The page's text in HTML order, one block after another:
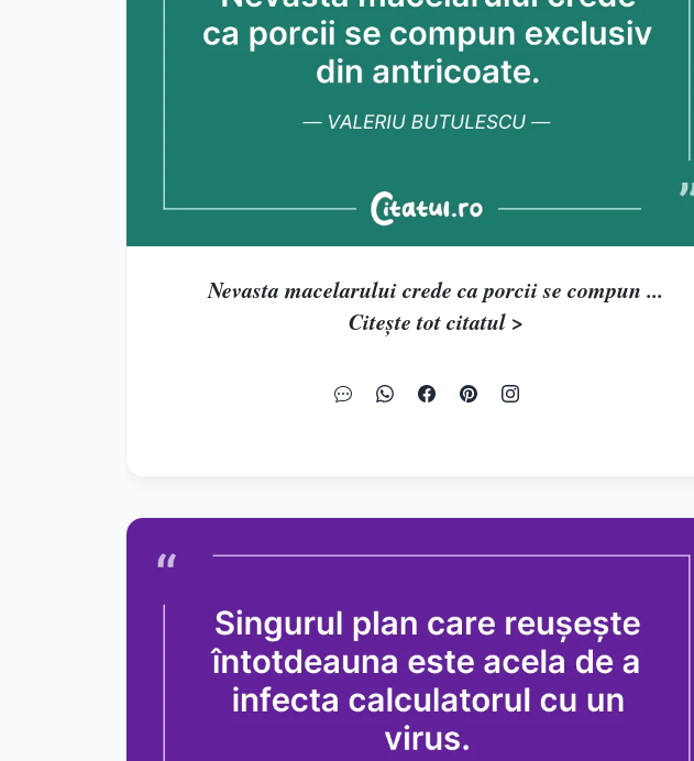
Nevasta macelarului crede ca porcii se compun ...
Citește tot citatul >